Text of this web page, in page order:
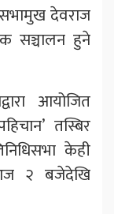
सभामुख देवराज
सञ्चालन हुने
आयोजित
तस्बिर
केही
२ बजेदेखि